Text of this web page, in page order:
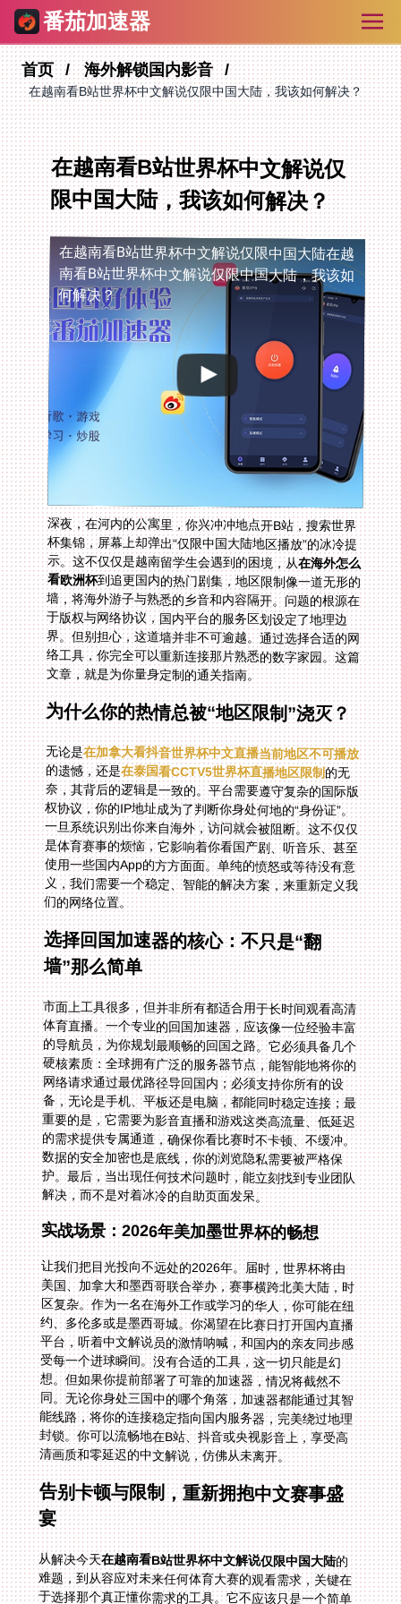
番茄加速器
首页 海外解锁国内影音
在越南看B站世界杯中文解说仅限中国大陆，我该如何解决？
在越南看B站世界杯中文解说仅
限中国大陆，我该如何解决？
在越南看B站世界杯中文解说仅限中国大陆在越
南看B站世界杯中文解说仅限中国大陆，我该如
何解决？
深夜，在河内的公寓里，你兴冲冲地点开B站，搜索世界
杯集锦，屏幕上却弹出“仅限中国大陆地区播放”的冰冷提
示。这不仅仅是越南留学生会遇到的困境，从在海外怎么
看欧洲杯到追更国内的热门剧集，地区限制像一道无形的
墙，将海外游子与熟悉的乡音和内容隔开。问题的根源在
于版权与网络协议，国内平台的服务区划设定了地理边
界。但别担心，这道墙并非不可逾越。通过选择合适的网
络工具，你完全可以重新连接那片熟悉的数字家园。这篇
文章，就是为你量身定制的通关指南。
为什么你的热情总被“地区限制”浇灭？
无论是在加拿大看抖音世界杯中文直播当前地区不可播放
的遗憾，还是在泰国看CCTV5世界杯直播地区限制的无
奈，其背后的逻辑是一致的。平台需要遵守复杂的国际版
权协议，你的IP地址成为了判断你身处何地的“身份证”。
一旦系统识别出你来自海外，访问就会被阻断。这不仅仅
是体育赛事的烦恼，它影响着你看国产剧、听音乐、甚至
使用一些国内App的方方面面。单纯的愤怒或等待没有意
义，我们需要一个稳定、智能的解决方案，来重新定义我
们的网络位置。
选择回国加速器的核心：不只是“翻
墙”那么简单
市面上工具很多，但并非所有都适合用于长时间观看高清
体育直播。一个专业的回国加速器，应该像一位经验丰富
的导航员，为你规划最顺畅的回国之路。它必须具备几个
硬核素质：全球拥有广泛的服务器节点，能智能地将你的
网络请求通过最优路径导回国内；必须支持你所有的设
备，无论是手机、平板还是电脑，都能同时稳定连接；最
重要的是，它需要为影音直播和游戏这类高流量、低延迟
的需求提供专属通道，确保你看比赛时不卡顿、不缓冲。
数据的安全加密也是底线，你的浏览隐私需要被严格保
护。最后，当出现任何技术问题时，能立刻找到专业团队
解决，而不是对着冰冷的自助页面发呆。
实战场景：2026年美加墨世界杯的畅想
让我们把目光投向不远处的2026年。届时，世界杯将由
美国、加拿大和墨西哥联合举办，赛事横跨北美大陆，时
区复杂。作为一名在海外工作或学习的华人，你可能在纽
约、多伦多或是墨西哥城。你渴望在比赛日打开国内直播
平台，听着中文解说员的激情呐喊，和国内的亲友同步感
受每一个进球瞬间。没有合适的工具，这一切只能是幻
想。但如果你提前部署了可靠的加速器，情况将截然不
同。无论你身处三国中的哪个角落，加速器都能通过其智
能线路，将你的连接稳定指向国内服务器，完美绕过地理
封锁。你可以流畅地在B站、抖音或央视影音上，享受高
清画质和零延迟的中文解说，仿佛从未离开。
告别卡顿与限制，重新拥抱中文赛事盛
宴
从解决今天在越南看B站世界杯中文解说仅限中国大陆的
难题，到从容应对未来任何体育大赛的观看需求，关键在
于选择那个真正懂你需求的工具。它不应该只是一个简单
的开关，而是一个集智能路由、多端支持、专属加速、安
全加密和实时售后于一体的完整解决方案。当你不再为寻
找盗版信号源而烦恼，当你能在海外安心享受与国内无异
的直播体验时，那份因距离而产生的文化隔阂感便会悄然